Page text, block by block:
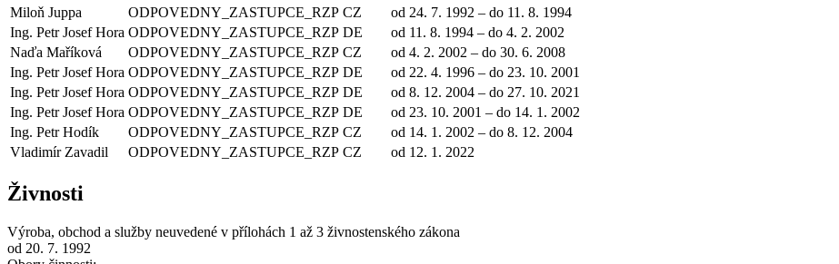
Miloň Juppa
ODPOVEDNY_ZASTUPCE_RZP CZ
od 24. 7. 1992 – do 11. 8. 1994
Ing. Petr Josef Hora ODPOVEDNY_ZASTUPCE_RZP DE
od 11. 8. 1994 – do 4. 2. 2002
Naďa Maříková
ODPOVEDNY_ZASTUPCE_RZP CZ
od 4. 2. 2002 – do 30. 6. 2008
Ing. Petr Josef Hora ODPOVEDNY_ZASTUPCE_RZP DE
od 22. 4. 1996 – do 23. 10. 2001
Ing. Petr Josef Hora ODPOVEDNY_ZASTUPCE_RZP DE
od 8. 12. 2004 – do 27. 10. 2021
Ing. Petr Josef Hora ODPOVEDNY_ZASTUPCE_RZP DE
od 23. 10. 2001 – do 14. 1. 2002
Ing. Petr Hodík
ODPOVEDNY_ZASTUPCE_RZP CZ
od 14. 1. 2002 – do 8. 12. 2004
Vladimír Zavadil
ODPOVEDNY_ZASTUPCE_RZP CZ od 12. 1. 2022
Živnosti
Výroba, obchod a služby neuvedené v přílohách 1 až 3 živnostenského zákona
od 20. 7. 1992